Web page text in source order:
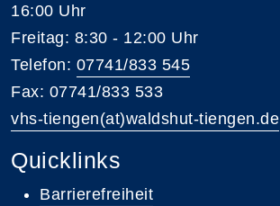
16:00 Uhr
Freitag: 8:30 - 12:00 Uhr
Telefon: 07741/833 545
Fax: 07741/833 533
vhs-tiengen(at)waldshut-tiengen.de
Quicklinks
Barrierefreiheit